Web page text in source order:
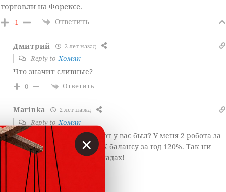
торговли на Форексе.
-1 Ответить
Дмитрий 2 лет назад
Reply toХомяк
Что значит сливные?
0 Ответить
Marinka 2 лет назад
Reply to Хомяк
Это бред, ну и какой робот у вас был? У меня 2 робота за
год ниодной проблемы! К балансу за год 120%. Так ни
один банк не даст на вкладах!
0
×